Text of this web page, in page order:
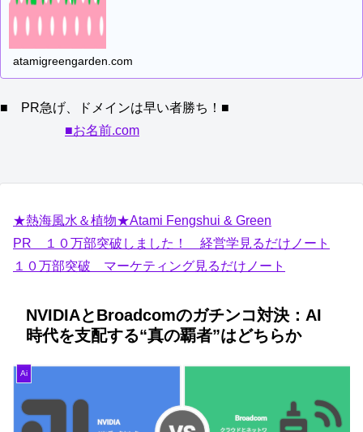
atamigreengarden.com
■ PR急げ、ドメインは早い者勝ち！■
■お名前.com
★熱海風水＆植物★Atami Fengshui & Green
PR １０万部突破しました！ 経営学見るだけノート
１０万部突破 マーケティング見るだけノート
NVIDIAとBroadcomのガチンコ対決：AI
時代を支配する“真の覇者”はどちらか
Ai